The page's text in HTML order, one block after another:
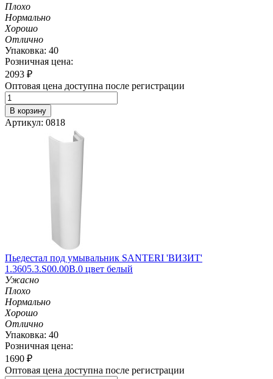
Плохо
Нормально
Хорошо
Отлично
Упаковка: 40
Розничная цена:
2093 ₽
Оптовая цена доступна после регистрации
В корзину
Артикул: 0818
Пьедестал под умывальник SANTERI 'ВИЗИТ'
1.3605.3.S00.00B.0 цвет белый
Ужасно
Плохо
Нормально
Хорошо
Отлично
Упаковка: 40
Розничная цена:
1690 ₽
Оптовая цена доступна после регистрации